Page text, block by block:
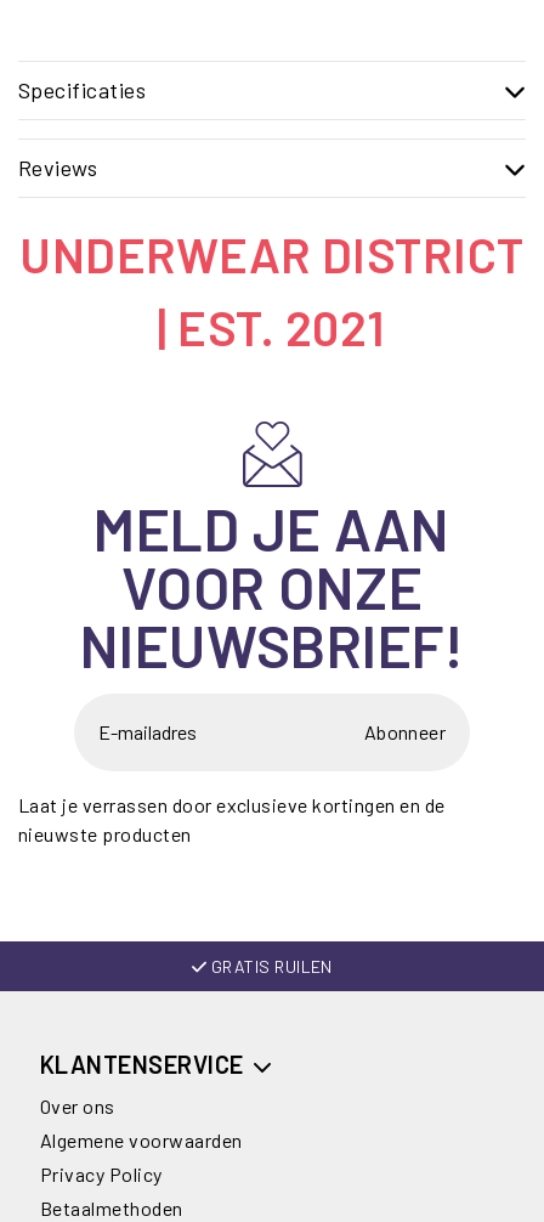
Specificaties
Reviews
UNDERWEAR DISTRICT
| EST. 2021
MELD JE AAN
VOOR ONZE
NIEUWSBRIEF!
Abonneer
Laat je verrassen door exclusieve kortingen en de
nieuwste producten
GRATIS RUILEN
KLANTENSERVICE
Over ons
Algemene voorwaarden
Privacy Policy
Betaalmethoden